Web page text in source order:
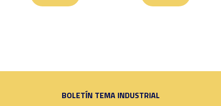
BOLETÍN TEMA INDUSTRIAL